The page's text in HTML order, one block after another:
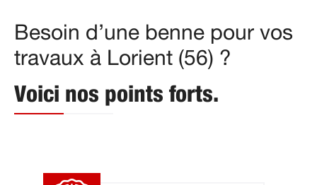
Besoin d’une benne pour vos
travaux à Lorient (56) ?
Voici nos points forts.